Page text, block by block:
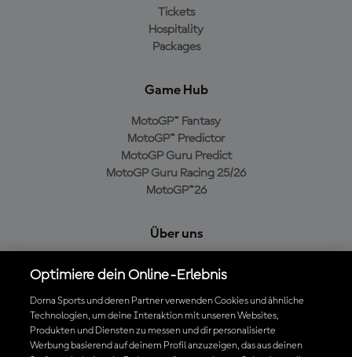
Tickets
Hospitality
Packages
Game Hub
MotoGP™ Fantasy
MotoGP™ Predictor
MotoGP Guru Predict
MotoGP Guru Racing 25/26
MotoGP™26
Über uns
Cookie-Richtlinien
Geschäftsbedingungen
Datenschutzrichtlinien
Kaufrichtlinie
Optimiere dein Online-Erlebnis
Dorna Sports und deren Partner verwenden Cookies und ähnliche
Technologien, um deine Interaktion mit unseren Websites,
Produkten und Diensten zu messen und dir personalisierte
Werbung basierend auf deinem Profil anzuzeigen, das aus deinen